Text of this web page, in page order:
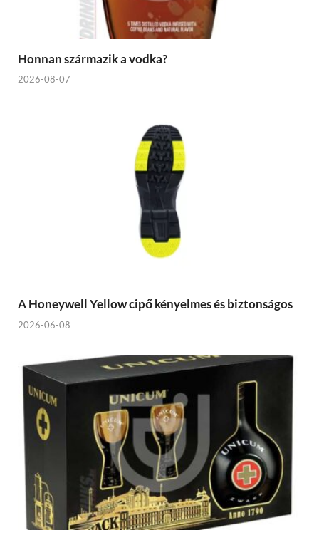
Honnan származik a vodka?
2026-08-07
A Honeywell Yellow cipő kényelmes és biztonságos
2026-06-08